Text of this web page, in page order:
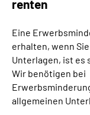
renten
Eine
erhalten, wenn
Unterlagen, ist es
Wir benötigen bei
allgemeinen